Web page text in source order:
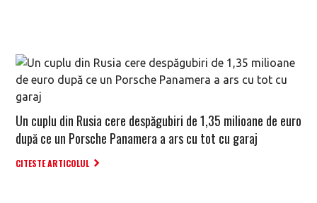
Un cuplu din Rusia cere despăgubiri de 1,35 milioane de euro
după ce un Porsche Panamera a ars cu tot cu garaj
CITESTE ARTICOLUL